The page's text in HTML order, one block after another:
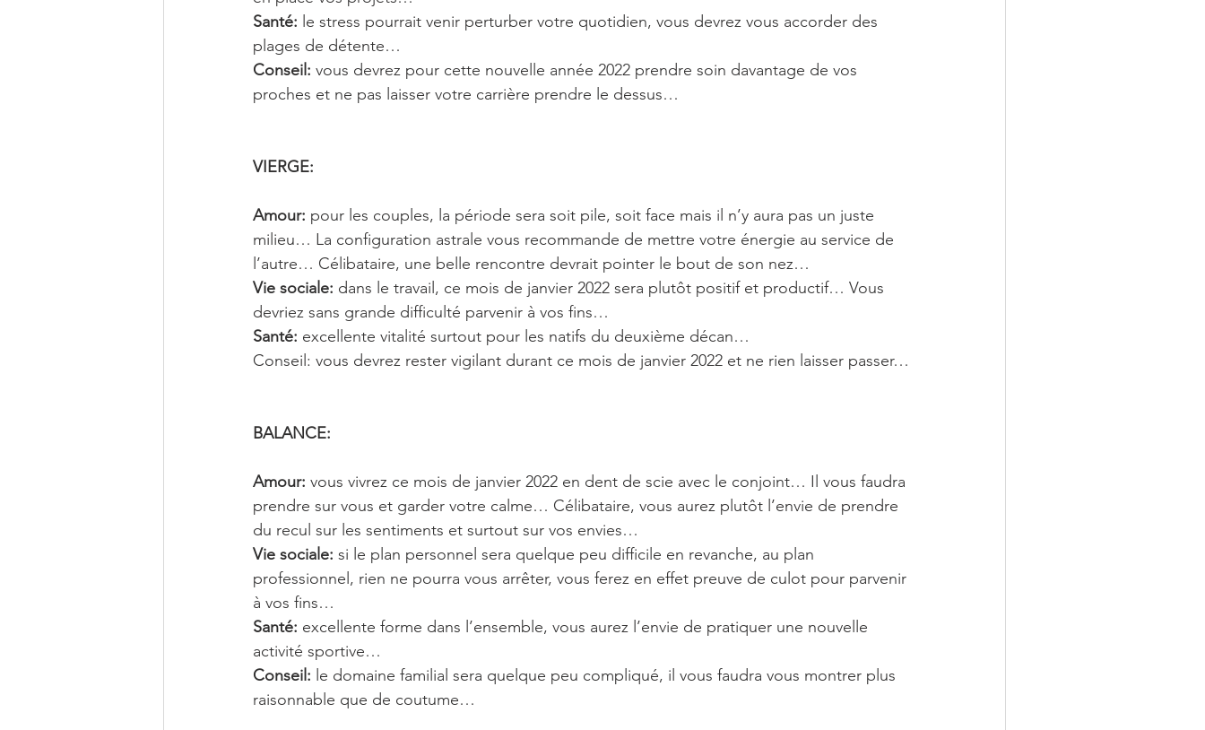
Santé: le stress pourrait venir perturber votre quotidien, vous devrez vous accorder des
plages de détente…
Conseil: vous devrez pour cette nouvelle année 2022 prendre soin davantage de vos
proches et ne pas laisser votre carrière prendre le dessus…
VIERGE:
Amour: pour les couples, la période sera soit pile, soit face mais il n’y aura pas un juste
milieu… La configuration astrale vous recommande de mettre votre énergie au service de
l’autre… Célibataire, une belle rencontre devrait pointer le bout de son nez…
Vie sociale: dans le travail, ce mois de janvier 2022 sera plutôt positif et productif… Vous
devriez sans grande difficulté parvenir à vos fins…
Santé: excellente vitalité surtout pour les natifs du deuxième décan…
Conseil: vous devrez rester vigilant durant ce mois de janvier 2022 et ne rien laisser passer…
BALANCE:
Amour: vous vivrez ce mois de janvier 2022 en dent de scie avec le conjoint… Il vous faudra
prendre sur vous et garder votre calme… Célibataire, vous aurez plutôt l’envie de prendre
du recul sur les sentiments et surtout sur vos envies…
Vie sociale: si le plan personnel sera quelque peu difficile en revanche, au plan
professionnel, rien ne pourra vous arrêter, vous ferez en effet preuve de culot pour parvenir
à vos fins…
Santé: excellente forme dans l’ensemble, vous aurez l’envie de pratiquer une nouvelle
activité sportive…
Conseil: le domaine familial sera quelque peu compliqué, il vous faudra vous montrer plus
raisonnable que de coutume…